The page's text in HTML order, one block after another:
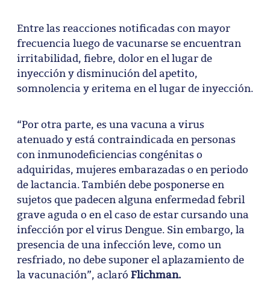
Entre las reacciones notificadas con mayor
frecuencia luego de vacunarse se encuentran
irritabilidad, fiebre, dolor en el lugar de
inyección y disminución del apetito,
somnolencia y eritema en el lugar de inyección.
“Por otra parte, es una vacuna a virus
atenuado y está contraindicada en personas
con inmunodeficiencias congénitas o
adquiridas, mujeres embarazadas o en periodo
de lactancia. También debe posponerse en
sujetos que padecen alguna enfermedad febril
grave aguda o en el caso de estar cursando una
infección por el virus Dengue. Sin embargo, la
presencia de una infección leve, como un
resfriado, no debe suponer el aplazamiento de
la vacunación”, aclaró Flichman.